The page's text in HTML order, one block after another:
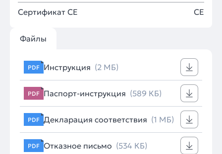
Сертификат CE CE
Файлы
PDF Инструкция (2 МБ)
PDF Паспорт-инструкция (589 КБ)
PDF Декларация соответствия (1 МБ)
PDF Отказное письмо (534 КБ)